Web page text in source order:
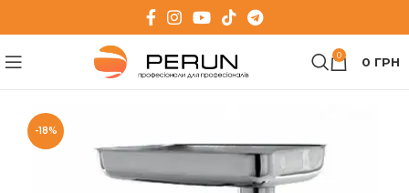
0 0 ГРН
-18%